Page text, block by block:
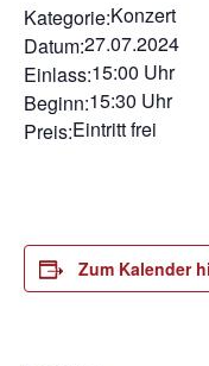
Kategorie:Konzert
Datum:27.07.2024
Einlass:15:00 Uhr
Beginn:15:30 Uhr
Preis:Eintritt frei
Zum Kalender